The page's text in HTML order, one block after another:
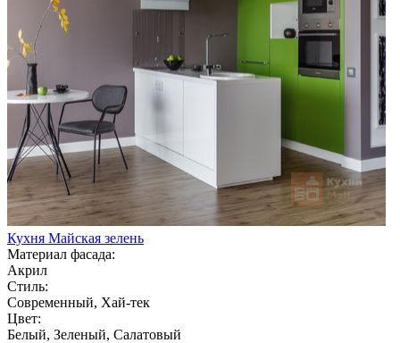
Кухня Майская зелень
Материал фасада:
Акрил
Стиль:
Современный, Хай-тек
Цвет:
Белый, Зеленый, Салатовый